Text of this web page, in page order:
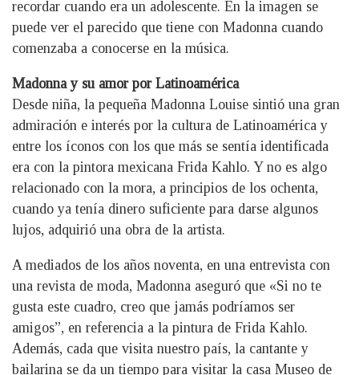
recordar cuando era un adolescente. En la imagen se
puede ver el parecido que tiene con Madonna cuando
comenzaba a conocerse en la música.
Madonna y su amor por Latinoamérica
Desde niña, la pequeña Madonna Louise sintió una gran
admiración e interés por la cultura de Latinoamérica y
entre los íconos con los que más se sentía identificada
era con la pintora mexicana Frida Kahlo. Y no es algo
relacionado con la mora, a principios de los ochenta,
cuando ya tenía dinero suficiente para darse algunos
lujos, adquirió una obra de la artista.
A mediados de los años noventa, en una entrevista con
una revista de moda, Madonna aseguró que «Si no te
gusta este cuadro, creo que jamás podríamos ser
amigos”, en referencia a la pintura de Frida Kahlo.
Además, cada que visita nuestro país, la cantante y
bailarina se da un tiempo para visitar la casa Museo de